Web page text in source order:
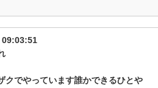
09:03:51
クでやっています誰かできるひとや